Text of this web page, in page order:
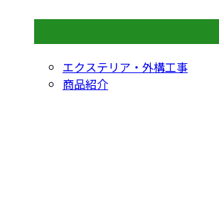
エクステリア・外構工事
商品紹介